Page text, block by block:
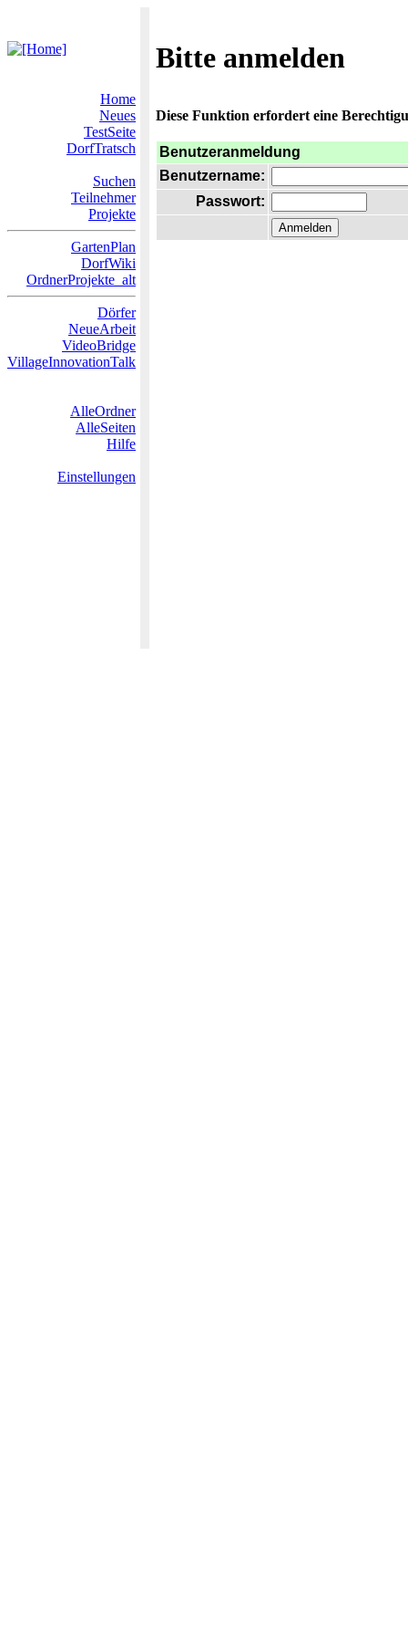
Bitte anmelden
Home
Neues
TestSeite
DorfTratsch
Suchen
Teilnehmer
Projekte
GartenPlan
DorfWiki
OrdnerProjekte_alt
Dörfer
NeueArbeit
VideoBridge
VillageInnovationTalk
AlleOrdner
AlleSeiten
Hilfe
Einstellungen
Diese Funktion erfordert eine
Benutzeranmeldung
Benutzername:
Passwort: